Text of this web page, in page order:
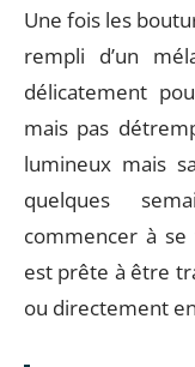
Une fois les
rempli d’un
délicatement
mais pas
lumineux mais
quelques
commencer à
est prête à être
ou directement